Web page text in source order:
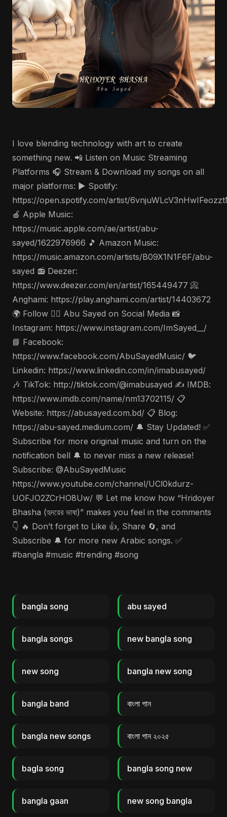
I love blending technology with art to create
something new. 📲 Listen on Music Streaming
Platforms 🎧 Stream & Download my songs on all
major platforms: ▶️ Spotify:
https://open.spotify.com/artist/
🍎 Apple Music:
https://music.apple.com/ae/artist/abu-
sayed/1622976966 🎵 Amazon Music:
https://music.amazon.com/artists/B09X1N1F6F/abu-
sayed 📻 Deezer:
https://www.deezer.com/en/artist/165449477 📀
Anghami: https://play.anghami.com/artist/14403672
🌍 Follow 🤵‍♂️ Abu Sayed on Social Media 📸
Instagram: https://www.instagram.com/ImSayed__/
📘 Facebook:
https://www.facebook.com/AbuSayedMusic/ 🐦
Linkedin: https://www.linkedin.com/in/imabusayed/
🎶 TikTok: http://tiktok.com/@imabusayed ✍️ IMDB:
https://www.imdb.com/name/nm13702115/ 📋
Website: https://abusayed.com.bd/ 📋 Blog:
https://abu-sayed.medium.com/ 🔔 Stay Updated! ✅
Subscribe for more original music and turn on the
notification bell 🔔 to never miss a new release!
Subscribe: @AbuSayedMusic
https://www.youtube.com/channel/UCl0kdurz-
UOFJO2ZCrHO8Uw/ 💬 Let me know how “Hridoyer
Bhasha (হৃদয়ের ভাষা)” makes you feel in the comments
👇 🔥 Don’t forget to Like 👍, Share 🔄, and
Subscribe 🔔 for more new Arabic songs. ✅
#bangla #music #trending #song
bangla song abu sayed
bangla songs new bangla song
new song bangla new song
bangla band বাংলা গান
bangla new songs বাংলা গান ২০২৫
bagla song bangla song new
bangla gaan new song bangla